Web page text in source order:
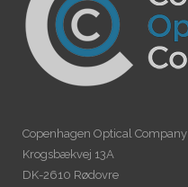
Copenhagen Optical Company
Krogsbækvej 13A
DK-2610 Rødovre